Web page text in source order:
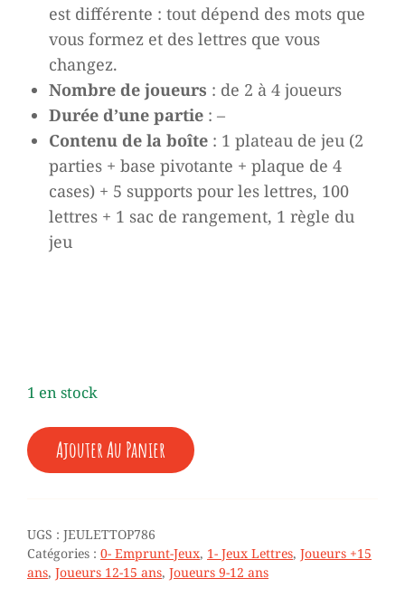
est différente : tout dépend des mots que
vous formez et des lettres que vous
changez.
Nombre de joueurs : de 2 à 4 joueurs
Durée d’une partie: –
Contenu de la boîte: 1 plateau de jeu (2
parties + base pivotante + plaque de 4
cases) + 5 supports pour les lettres, 100
lettres + 1 sac de rangement, 1 règle du
jeu
1 en stock
QUANTITÉ
DE
TOPWORD
(EMPRUNT)
Ajouter Au Panier
UGS : JEULETTOP786
Catégories : 0- Emprunt-Jeux, 1- Jeux Lettres, Joueurs +15
ans, Joueurs 12-15 ans, Joueurs 9-12 ans